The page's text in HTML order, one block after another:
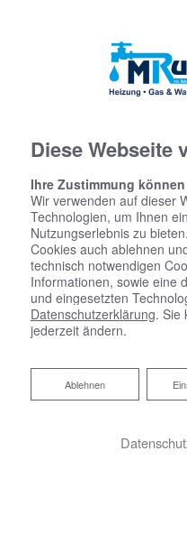
Datenschutzerklärung
Wir bedanken uns für
uns besonders wichtig.
ausführlich über die
Diese Webseite
Ihre Zustimmung
Wir verwenden auf dieser
Technologien, um Ihnen
Nutzungserlebnis zu
Cookies auch ablehnen
technisch notwendigen
Informationen, sowie eine
und eingesetzten
Datenschutzerklärung. Sie
jederzeit ändern.
Ablehnen
Ablehnen